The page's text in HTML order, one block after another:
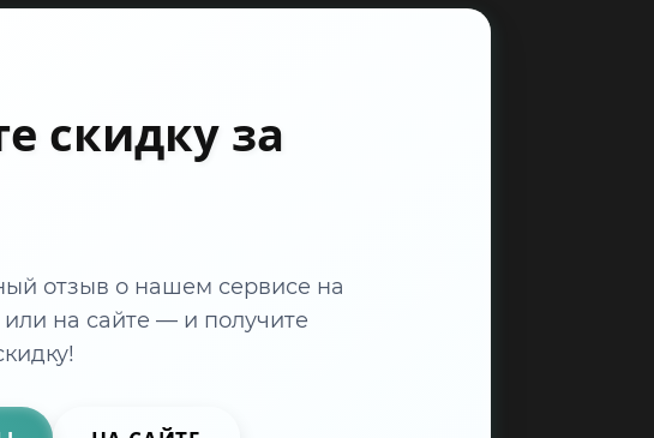
скидку за
отзыв о нашем сервисе на
на сайте — и получите